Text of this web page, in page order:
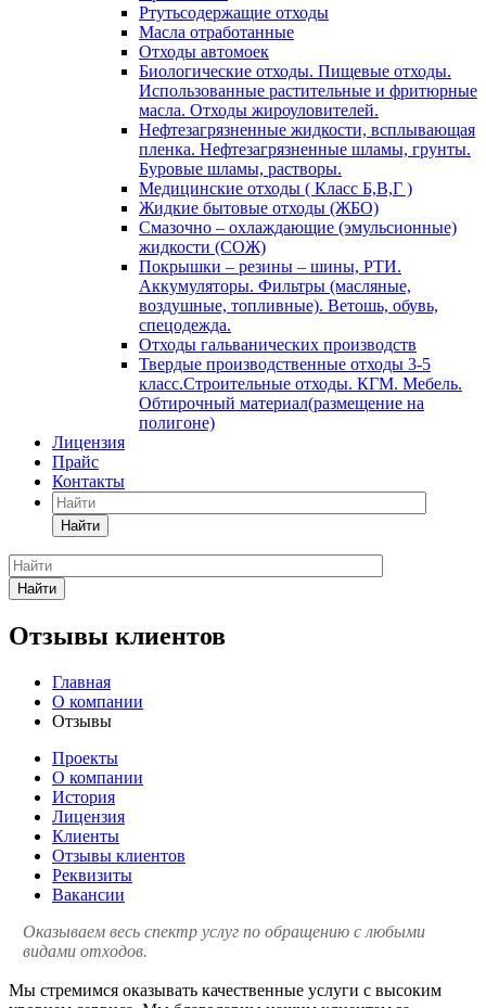
Ртутьсодержащие отходы
Масла отработанные
Отходы автомоек
Биологические отходы. Пищевые отходы.
Использованные растительные и фритюрные
масла. Отходы жироуловителей.
Нефтезагрязненные жидкости, всплывающая
пленка. Нефтезагрязненные шламы, грунты.
Буровые шламы, растворы.
Медицинские отходы ( Класс Б,В,Г )
Жидкие бытовые отходы (ЖБО)
Смазочно – охлаждающие (эмульсионные)
жидкости (СОЖ)
Покрышки – резины – шины, РТИ.
Аккумуляторы. Фильтры (масляные,
воздушные, топливные). Ветошь, обувь,
спецодежда.
Отходы гальванических производств
Твердые производственные отходы 3-5
класс.Строительные отходы. КГМ. Мебель.
Обтирочный материал(размещение на
полигоне)
Лицензия
Прайс
Контакты
Найти
Найти
Отзывы клиентов
Главная
О компании
Отзывы
Проекты
О компании
История
Лицензия
Клиенты
Отзывы клиентов
Реквизиты
Вакансии
Оказываем весь спектр услуг по обращению с любыми
видами отходов.
Мы стремимся оказывать качественные услуги с высоким